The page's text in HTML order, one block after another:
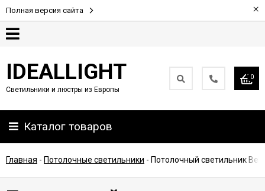
Полная версия сайта ×
Партнерам
Доставка
IDEALLIGHT
Светильники и люстры из Европы
0
Каталог товаров
Главная - Потолочные светильники - Потолочный светильник